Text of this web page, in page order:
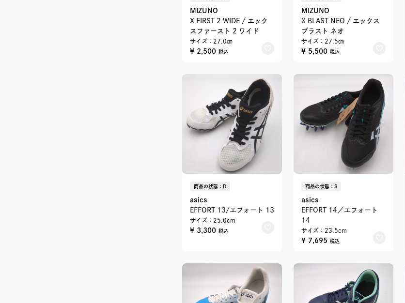
MIZUNO
X FIRST 2 WIDE / エック
スファースト 2 ワイド
サイズ：27.0㎝
¥ 2,500 税込
MIZUNO
X BLAST NEO / エックス
ブラスト ネオ
サイズ：27.5㎝
¥ 5,500 税込
商品の状態：D
asics
EFFORT 13/エフォート 13
サイズ：25.0cm
¥ 3,300 税込
商品の状態：S
asics
EFFORT 14／エフォート
14
サイズ：23.5cm
¥ 7,695 税込